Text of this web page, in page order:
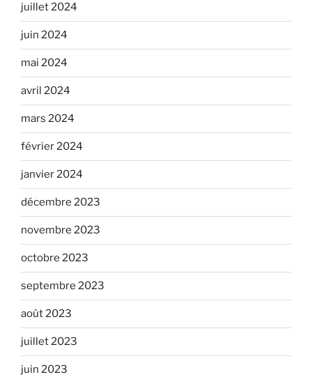
juillet 2024
juin 2024
mai 2024
avril 2024
mars 2024
février 2024
janvier 2024
décembre 2023
novembre 2023
octobre 2023
septembre 2023
août 2023
juillet 2023
juin 2023